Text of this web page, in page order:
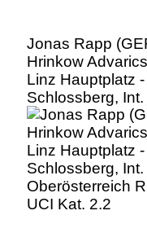
Jonas Rapp
Hrinkow
Linz Hauptplatz -
Schlossberg,
Oberösterreich
UCI Kat. 2.2